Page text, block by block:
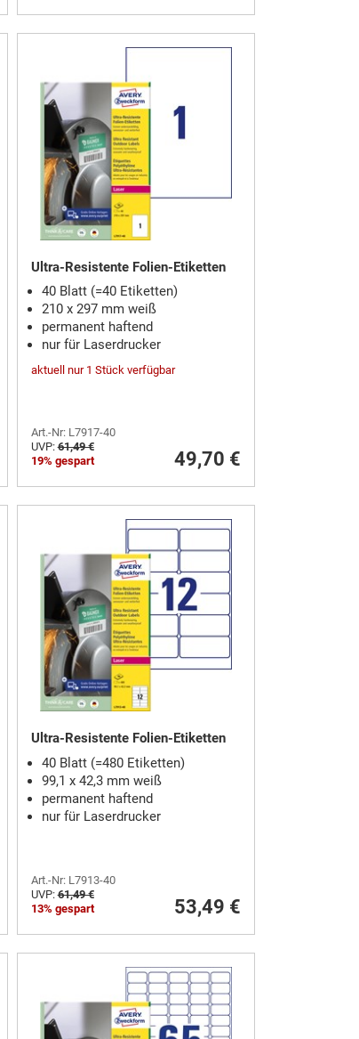
Ultra-Resistente Folien-Etiketten
40 Blatt (=40 Etiketten)
210 x 297 mm weiß
permanent haftend
nur für Laserdrucker
aktuell nur 1 Stück verfügbar
Art.-Nr: L7917-40
UVP:61,49 €
19% gespart
49,70 €
Ultra-Resistente Folien-Etiketten
40 Blatt (=480 Etiketten)
99,1 x 42,3 mm weiß
permanent haftend
nur für Laserdrucker
Art.-Nr: L7913-40
UVP:61,49 €
13% gespart
53,49 €